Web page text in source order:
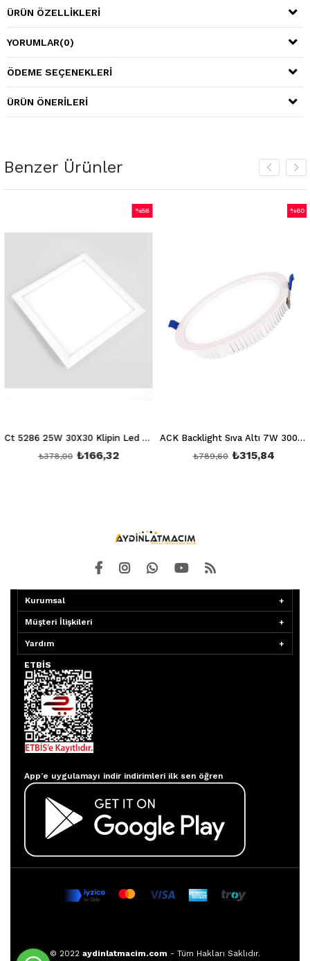
ÜRÜN ÖZELLIKLERI
YORUMLAR(0)
ÖDEME SEÇENEKLERI
ÜRÜN ÖNERILERI
Benzer Ürünler
Ct 5286 25W 30X30 Klipin Led Panel Sıva Altı (Beyaz) 6400K
₺166,32
₺378,00
%56
ACK Backlight Sıva Altı 7W 3000K AD05-00700
₺315,84
₺789,60
%60
Kurumsal
Müşteri İlişkileri
Yardım
ETBİS
App’e uygulamayı indir indirimleri ilk sen öğren
© 2022 aydinlatmacim.com - Tüm Hakları Saklıdır.